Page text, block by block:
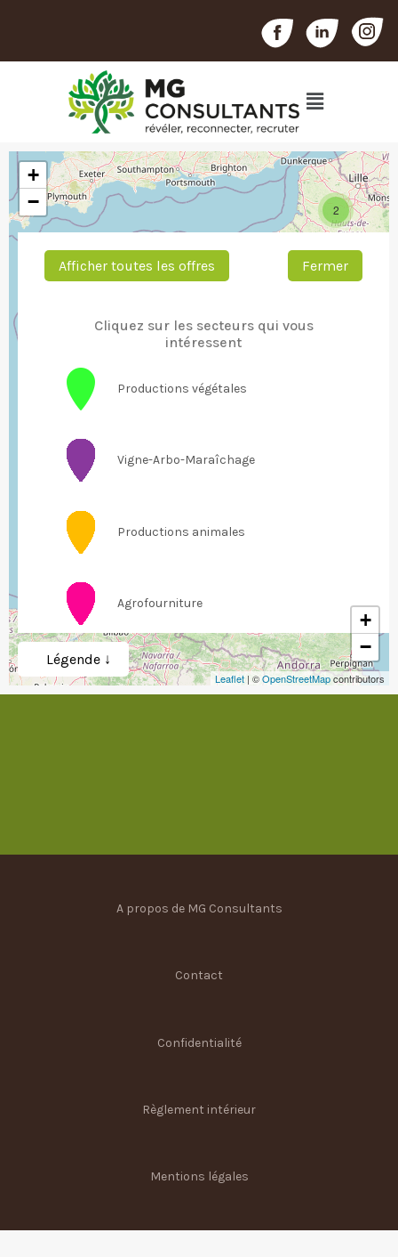
2
5
+
−
Afficher toutes les offres Fermer
Cliquez sur les secteurs qui vous
intéressent
Productions végétales
Vigne-Arbo-Maraîchage
Productions animales
Agrofourniture
Organisations professionnelles agricoles
Autre
Légende ↓
+
−
Leaflet | ©OpenStreetMapcontributors
A propos de MG Consultants
Contact
Confidentialité
Règlement intérieur
Mentions légales